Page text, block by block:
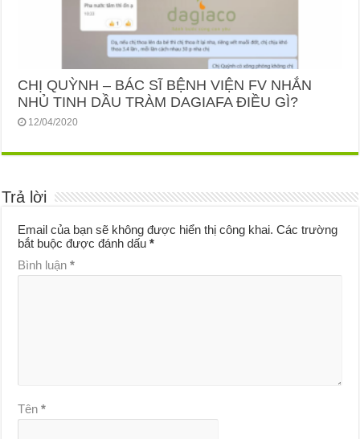
CHỊ QUỲNH – BÁC SĨ BỆNH VIỆN FV NHẮN
NHỦ TINH DẦU TRÀM DAGIAFA ĐIỀU GÌ?
12/04/2020
Trả lời
Email của bạn sẽ không được hiển thị công khai. Các trường
bắt buộc được đánh dấu*
Bình luận*
Tên*